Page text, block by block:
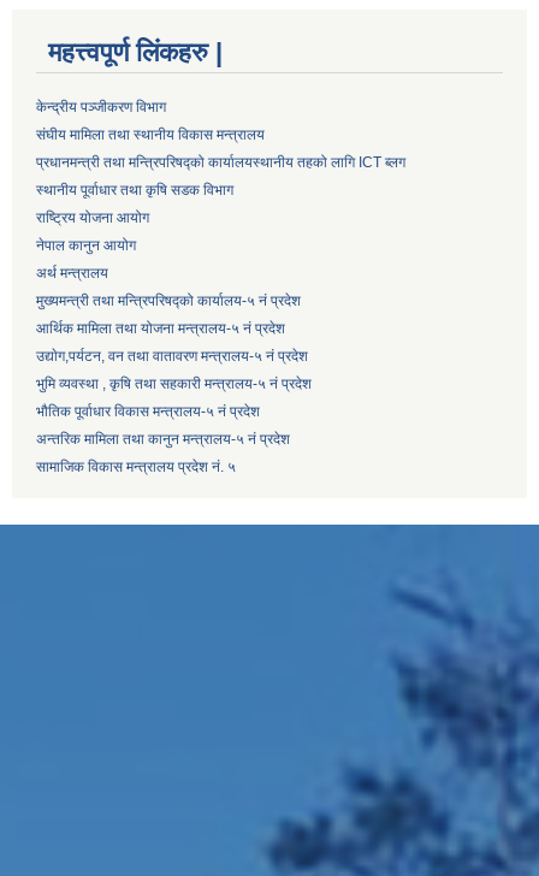
महत्त्वपूर्ण लिंकहरु |
केन्द्रीय पञ्जीकरण विभाग
संघीय मामिला तथा स्थानीय विकास मन्त्रालय
प्रधानमन्त्री तथा मन्त्रिपरिषद्को कार्यालयस्थानीय तहको लागि ICT ब्लग
स्थानीय पूर्वाधार तथा कृषि सडक विभाग
राष्ट्रिय योजना आयोग
नेपाल कानुन आयोग
अर्थ मन्त्रालय
मुख्यमन्त्री तथा मन्त्रिपरिषद्को कार्यालय-५ नं प्रदेश
आर्थिक मामिला तथा योजना मन्त्रालय-५ नं प्रदेश
उद्याेग,पर्यटन, वन तथा वातावरण मन्त्रालय-५ नं प्रदेश
भुमि व्यवस्था , कृषि तथा सहकारी मन्त्रालय-५ नं प्रदेश
भौतिक पूर्वाधार विकास मन्त्रालय-५ नं प्रदेश
अन्तरिक मामिला तथा कानुन मन्त्रालय-५ नं प्रदेश
सामाजिक विकास मन्त्रालय प्रदेश नं. ५